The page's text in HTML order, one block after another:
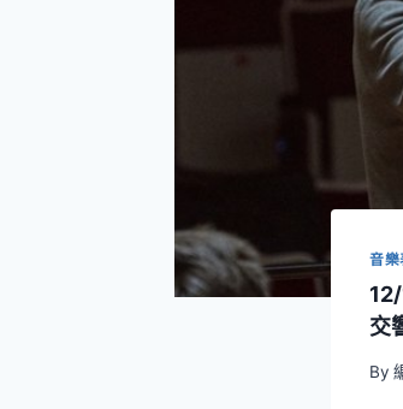
音樂
交
By